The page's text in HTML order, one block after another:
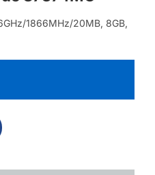
1866MHz/20MB, 8GB,